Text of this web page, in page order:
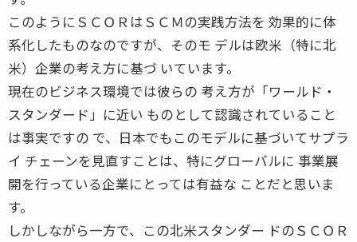
このようにＳＣＯＲはＳＣＭの実践方法を 効果的に体
系化したものなのですが、そのモ デルは欧米（特に北
米）企業の考え方に基づ いています。
現在のビジネス環境では彼らの 考え方が「ワールド・
スタンダード」に近い ものとして認識されていること
は事実ですの で、日本でもこのモデルに基づいてサプラ
イ チェーンを見直すことは、特にグローバルに 事業展
開を行っている企業にとっては有益な ことだと思いま
す。
しかしながら一方で、この北米スタンダー ドのＳＣＯＲ